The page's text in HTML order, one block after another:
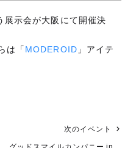
展示会が大阪にて開催決
は「 MODEROID 」アイテ
次のイベント